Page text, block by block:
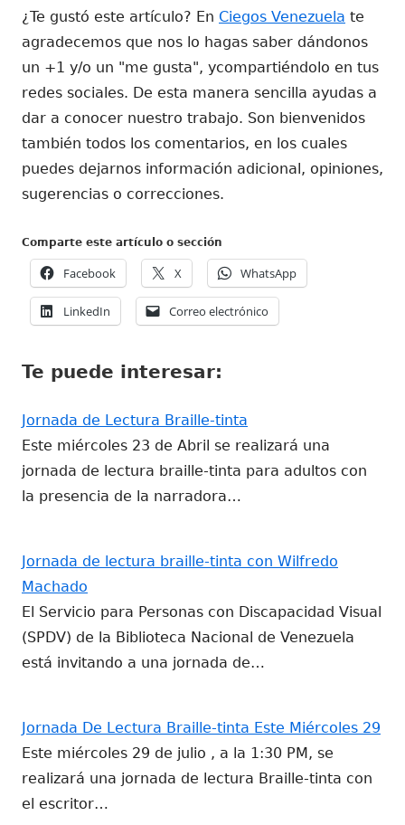
¿Te gustó este artículo? En Ciegos Venezuela te
agradecemos que nos lo hagas saber dándonos
un +1 y/o un "me gusta", ycompartiéndolo en tus
redes sociales. De esta manera sencilla ayudas a
dar a conocer nuestro trabajo. Son bienvenidos
también todos los comentarios, en los cuales
puedes dejarnos información adicional, opiniones,
sugerencias o correcciones.
Comparte este artículo o sección
Facebook
en
X
en
una
WhatsApp
en
LinkedIn
en
ventana
Correo electrónico
en
Te puede interesar:
Jornada de Lectura Braille-tinta
Este miércoles 23 de Abril se realizará una
jornada de lectura braille-tinta para adultos con
la presencia de la narradora…
Jornada de lectura braille-tinta con Wilfredo
Machado
El Servicio para Personas con Discapacidad Visual
(SPDV) de la Biblioteca Nacional de Venezuela
está invitando a una jornada de…
Jornada De Lectura Braille-tinta Este Miércoles 29
Este miércoles 29 de julio , a la 1:30 PM, se
realizará una jornada de lectura Braille-tinta con
el escritor…